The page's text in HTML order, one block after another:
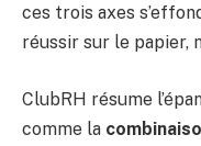
ces trois axes
réussir sur le papier,
ClubRH résume
comme la